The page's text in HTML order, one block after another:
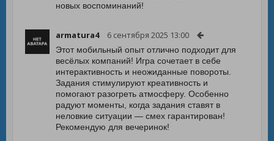
новых воспоминаний!
armatura4 6 сентября 2025 13:00
Этот мобильный опыт отлично подходит для
весёлых компаний! Игра сочетает в себе
интерактивность и неожиданные повороты.
Задания стимулируют креативность и
помогают разогреть атмосферу. Особенно
радуют моменты, когда задания ставят в
неловкие ситуации — смех гарантирован!
Рекомендую для вечеринок!